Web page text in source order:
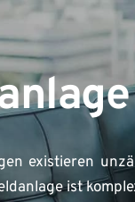
existieren
ist